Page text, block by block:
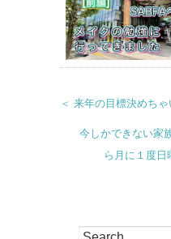
＜ 来年の目標決めち
今しかできない家
ら月に１度日